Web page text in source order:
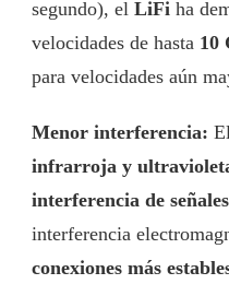
segundo), el LiFi ha
velocidades de hasta 10
para velocidades aún
Menor interferencia: El
infrarroja y
interferencia de
interferencia
conexiones más